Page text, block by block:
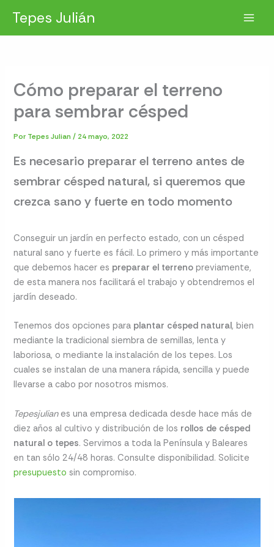
contenido
Tepes Julián
Cómo preparar el terreno
para sembrar césped
Por Tepes Julian/ 24 mayo, 2022
Es necesario preparar el terreno antes de
sembrar césped natural, si queremos que
crezca sano y fuerte en todo momento
Conseguir un jardín en perfecto estado, con un césped
natural sano y fuerte es fácil. Lo primero y más importante
que debemos hacer es preparar el terreno previamente,
de esta manera nos facilitará el trabajo y obtendremos el
jardín deseado.
Tenemos dos opciones para plantar césped natural, bien
mediante la tradicional siembra de semillas, lenta y
laboriosa, o mediante la instalación de los tepes. Los
cuales se instalan de una manera rápida, sencilla y puede
llevarse a cabo por nosotros mismos.
Tepesjulianes una empresa dedicada desde hace más de
diez años al cultivo y distribución de los rollos de césped
natural o tepes. Servimos a toda la Península y Baleares
en tan sólo 24/48 horas. Consulte disponibilidad. Solicite
presupuesto sin compromiso.